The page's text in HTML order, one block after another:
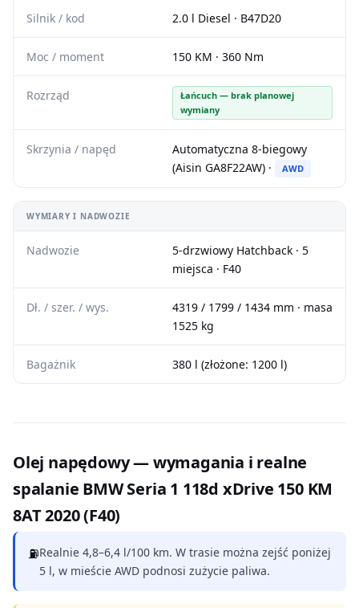
Silnik / kod 2.0 l Diesel · B47D20
Moc / moment 150 KM · 360 Nm
Rozrząd
Łańcuch — brak planowej
wymiany
Skrzynia / napęd
Automatyczna 8-biegowy
(Aisin GA8F22AW) ·
AWD
WYMIARY I NADWOZIE
Nadwozie
5-drzwiowy Hatchback · 5
miejsca · F40
Dł. / szer. / wys.
4319 / 1799 / 1434 mm · masa
1525 kg
Bagażnik 380 l (złożone: 1200 l)
Olej napędowy — wymagania i realne
spalanie BMW Seria 1 118d xDrive 150 KM
8AT 2020 (F40)
⛽Realnie 4,8–6,4 l/100 km. W trasie można zejść poniżej
5 l, w mieście AWD podnosi zużycie paliwa.